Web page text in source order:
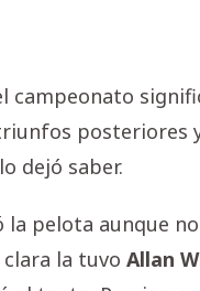
campeonato
posteriores
dejó saber.
la pelota aunque
la tuvo Allan